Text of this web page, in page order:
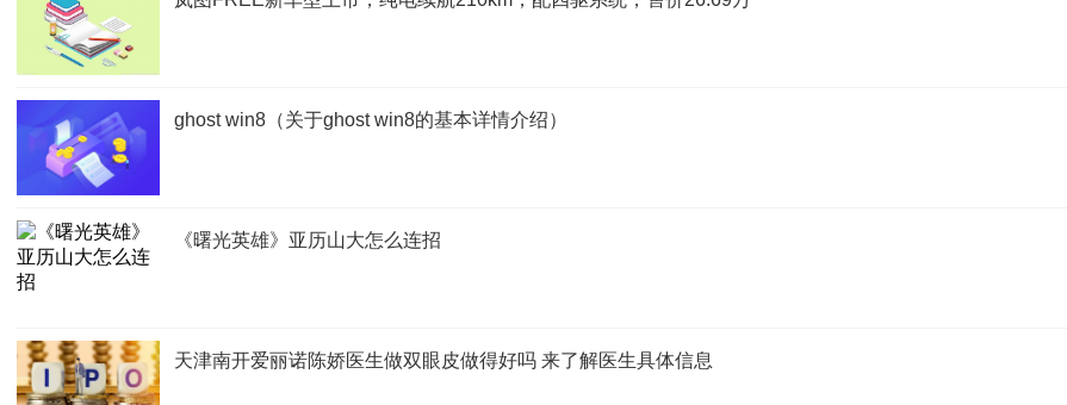
ghost win8（关于ghost win8的基本详情介绍）
《曙光英雄》亚历山大怎么连招
天津南开爱丽诺陈娇医生做双眼皮做得好吗 来了解医生具体信息